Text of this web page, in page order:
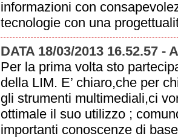
informazioni con
tecnologie con una
DATA 18/03/2013 16.52.57 -
Per la prima volta sto
della LIM. E’ chiaro,che per
gli strumenti multimediali,ci
ottimale il suo utilizzo ;
importanti conoscenze di